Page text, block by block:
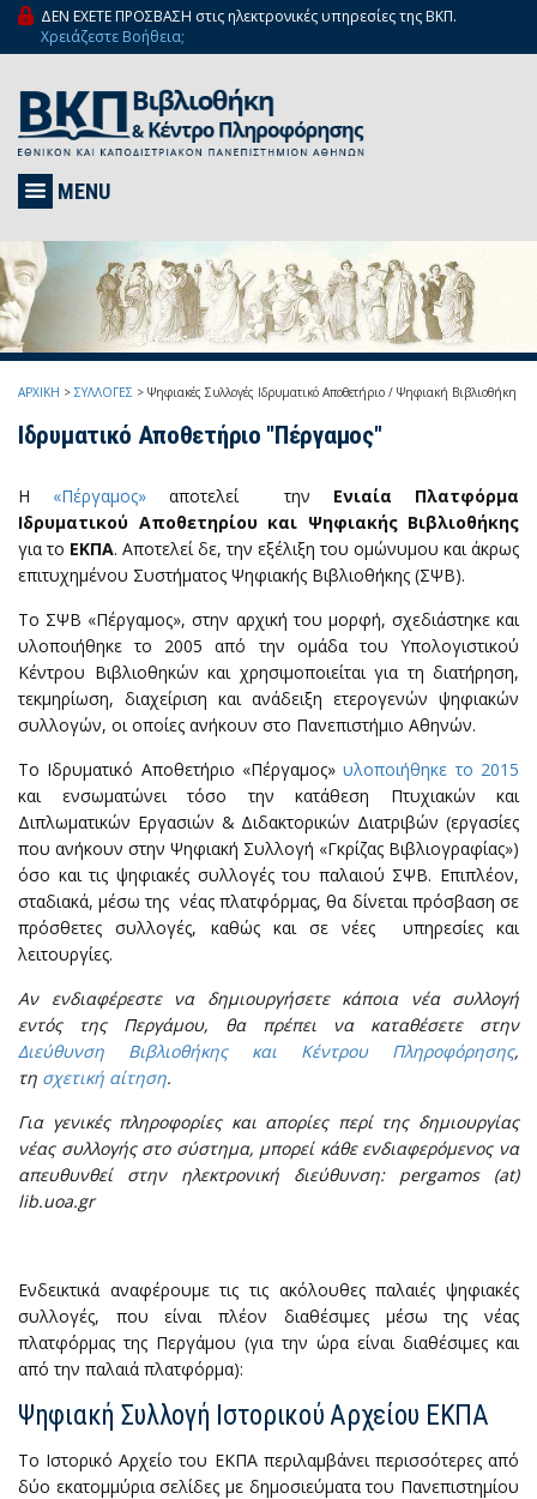
ΔΕΝ ΕΧΕΤΕ ΠΡΟΣΒΑΣΗ στις ηλεκτρονικές υπηρεσίες της ΒΚΠ.
Χρειάζεστε Βοήθεια;
MENU
ΑΡΧΙΚΗ > ΣΥΛΛΟΓΕΣ > Ψηφιακές Συλλογές Ιδρυματικό Αποθετήριο / Ψηφιακή Βιβλιοθήκη
Ιδρυματικό Αποθετήριο "Πέργαμος"
Η «Πέργαμος» αποτελεί την Ενιαία Πλατφόρμα
Ιδρυματικού Αποθετηρίου και Ψηφιακής Βιβλιοθήκης
για το ΕΚΠΑ. Αποτελεί δε, την εξέλιξη του ομώνυμου και άκρως
επιτυχημένου Συστήματος Ψηφιακής Βιβλιοθήκης (ΣΨΒ).
Το ΣΨΒ «Πέργαμος», στην αρχική του μορφή, σχεδιάστηκε και
υλοποιήθηκε το 2005 από την ομάδα του Υπολογιστικού
Κέντρου Βιβλιοθηκών και χρησιμοποιείται για τη διατήρηση,
τεκμηρίωση, διαχείριση και ανάδειξη ετερογενών ψηφιακών
συλλογών, οι οποίες ανήκουν στο Πανεπιστήμιο Αθηνών.
Το Ιδρυματικό Αποθετήριο «Πέργαμος»υλοποιήθηκε το 2015
και ενσωματώνει τόσο την κατάθεση Πτυχιακών και
Διπλωματικών Εργασιών & Διδακτορικών Διατριβών (εργασίες
που ανήκουν στην Ψηφιακή Συλλογή «Γκρίζας Βιβλιογραφίας»)
όσο και τις ψηφιακές συλλογές του παλαιού ΣΨΒ. Επιπλέον,
σταδιακά, μέσω της νέας πλατφόρμας, θα δίνεται πρόσβαση σε
πρόσθετες συλλογές, καθώς και σε νέες υπηρεσίες και
λειτουργίες.
Αν ενδιαφέρεστε να δημιουργήσετε κάποια νέα συλλογή
εντός της Περγάμου, θα πρέπει να καταθέσετε στην
Διεύθυνση Βιβλιοθήκης και Κέντρου Πληροφόρησης,
τη σχετική αίτηση.
Για γενικές πληροφορίες και απορίες περί της δημιουργίας
νέας συλλογής στο σύστημα, μπορεί κάθε ενδιαφερόμενος να
απευθυνθεί στην ηλεκτρονική διεύθυνση: pergamos (at)
lib.uoa.gr
Ενδεικτικά αναφέρουμε τις τις ακόλουθες παλαιές ψηφιακές
συλλογές, που είναι πλέον διαθέσιμες μέσω της νέας
πλατφόρμας της Περγάμου (για την ώρα είναι διαθέσιμες και
από την παλαιά πλατφόρμα):
Ψηφιακή Συλλογή Ιστορικού Αρχείου ΕΚΠΑ
Το Ιστορικό Αρχείο του ΕΚΠΑ περιλαμβάνει περισσότερες από
δύο εκατομμύρια σελίδες με δημοσιεύματα του Πανεπιστημίου